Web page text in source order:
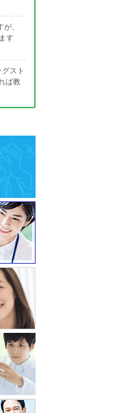
、
す
スト
ば教